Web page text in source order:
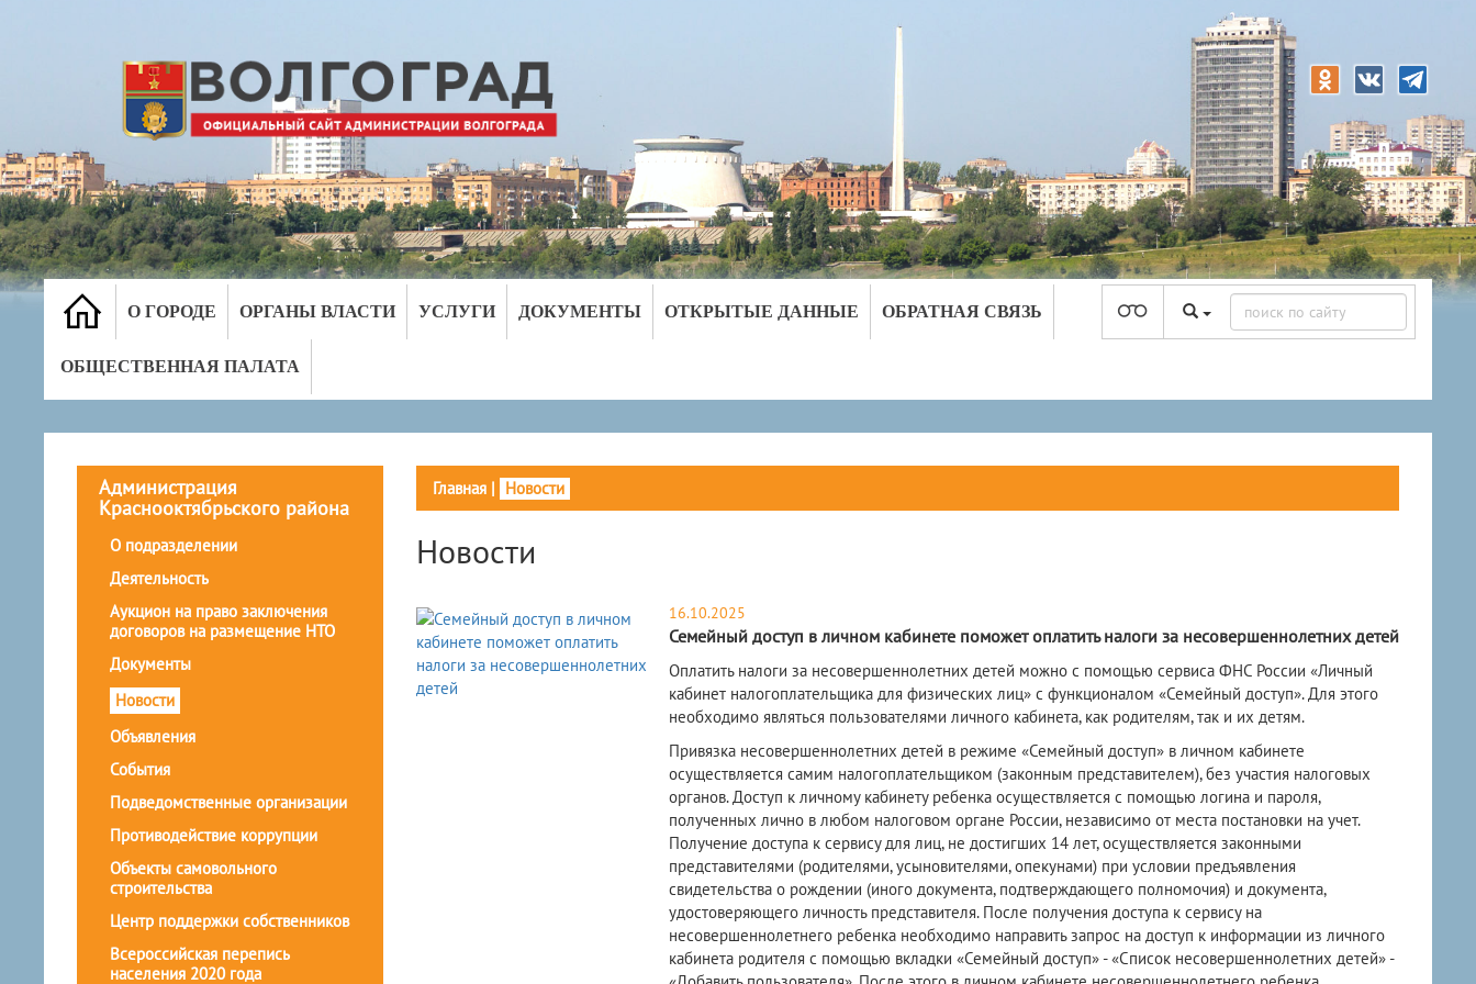
О ГОРОДЕ ОРГАНЫ ВЛАСТИ УСЛУГИ ДОКУМЕНТЫ ОТКРЫТЫЕ ДАННЫЕ ОБРАТНАЯ СВЯЗЬ
ОБЩЕСТВЕННАЯ ПАЛАТА
Администрация
Краснооктябрьского района
О подразделении
Деятельность
Аукцион на право заключения
договоров на размещение НТО
Документы
Новости
Объявления
События
Подведомственные организации
Противодействие коррупции
Объекты самовольного
строительства
Центр поддержки собственников
Всероссийская перепись
населения 2020 года
Главная| Новости
Новости
16.10.2025
Семейный доступ в личном кабинете поможет оплатить налоги за несовершеннолетних детей
Оплатить налоги за несовершеннолетних детей можно с помощью сервиса ФНС России «Личный
кабинет налогоплательщика для физических лиц» с функционалом «Семейный доступ». Для этого
необходимо являться пользователями личного кабинета, как родителям, так и их детям.
Привязка несовершеннолетних детей в режиме «Семейный доступ» в личном кабинете
осуществляется самим налогоплательщиком (законным представителем), без участия налоговых
органов. Доступ к личному кабинету ребенка осуществляется с помощью логина и пароля,
полученных лично в любом налоговом органе России, независимо от места постановки на учет.
Получение доступа к сервису для лиц, не достигших 14 лет, осуществляется законными
представителями (родителями, усыновителями, опекунами) при условии предъявления
свидетельства о рождении (иного документа, подтверждающего полномочия) и документа,
удостоверяющего личность представителя. После получения доступа к сервису на
несовершеннолетнего ребенка необходимо направить запрос на доступ к информации из личного
кабинета родителя с помощью вкладки «Семейный доступ» - «Список несовершеннолетних детей» -